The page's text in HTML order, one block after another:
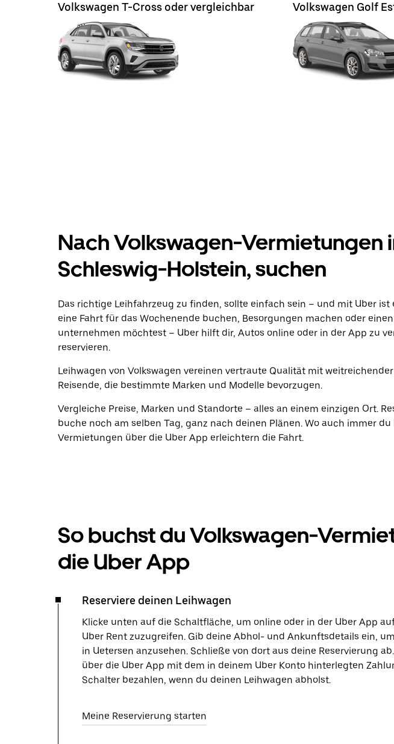
Volkswagen T-Cross oder vergleichbar Volkswagen Golf
Nach Volkswagen-Vermietungen
Schleswig-Holstein, suchen
Das richtige Leihfahrzeug zu finden, sollte einfach sein – und mit Uber ist
eine Fahrt für das Wochenende buchen, Besorgungen machen oder
unternehmen möchtest – Uber hilft dir, Autos online oder in der App zu
reservieren.
Leihwagen von Volkswagen vereinen vertraute Qualität mit
Reisende, die bestimmte Marken und Modelle bevorzugen.
Vergleiche Preise, Marken und Standorte – alles an einem einzigen Ort.
buche noch am selben Tag, ganz nach deinen Plänen. Wo auch immer
Vermietungen über die Uber App erleichtern die Fahrt.
So buchst du Volkswagen-
die Uber App
Reserviere deinen Leihwagen
Klicke unten auf die Schaltfläche, um online oder in der Uber App
Uber Rent zuzugreifen. Gib deine Abhol- und Ankunftsdetails ein,
in Uetersen anzusehen. Schließe von dort aus deine Reservierung
über die Uber App mit dem in deinem Uber Konto hinterlegten
Schalter bezahlen, wenn du deinen Leihwagen abholst.
Meine Reservierung starten